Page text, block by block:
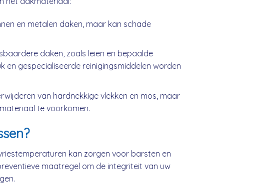
en metalen daken, maar kan schade
daken, zoals leien en bepaalde
en gespecialiseerde reinigingsmiddelen worden
van hardnekkige vlekken en mos, maar
te voorkomen.
kan zorgen voor barsten en
maatregel om de integriteit van uw